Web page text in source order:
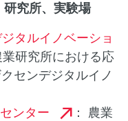
研究所、実験場
タルイノベーショ
業研究所における応
センデジタルイノ
ンター
： 農業